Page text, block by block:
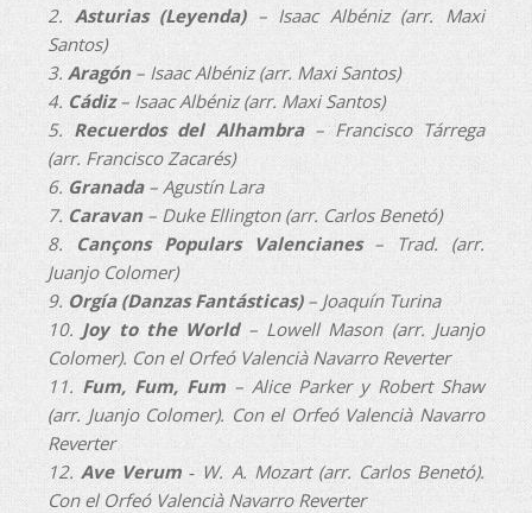
2. Asturias (Leyenda)– Isaac Albéniz (arr. Maxi
Santos)
3. Aragón– Isaac Albéniz (arr. Maxi Santos)
4. Cádiz– Isaac Albéniz (arr. Maxi Santos)
5. Recuerdos del Alhambra– Francisco Tárrega
(arr. Francisco Zacarés)
6. Granada– Agustín Lara
7. Caravan– Duke Ellington (arr. Carlos Benetó)
8.
Cançons Populars Valencianes– Trad. (arr.
Juanjo Colomer)
9. Orgía (Danzas Fantásticas)– Joaquín Turina
10. Joy to the World– Lowell Mason (arr. Juanjo
Colomer). Con el Orfeó Valencià Navarro Reverter
11. Fum, Fum, Fum – Alice Parker y Robert Shaw
(arr. Juanjo Colomer). Con el Orfeó Valencià Navarro
Reverter
12.Ave Verum ‐ W. A. Mozart (arr. Carlos Benetó).
Con el Orfeó Valencià Navarro Reverter